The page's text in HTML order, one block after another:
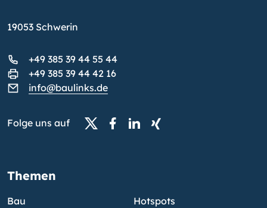
19053 Schwerin
+49 385 39 44 55 44
+49 385 39 44 42 16
info@baulinks.de
Folge uns auf
Themen
Bau
Hotspots